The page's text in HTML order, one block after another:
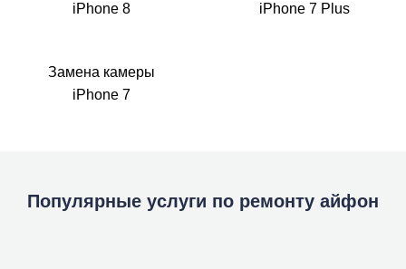
iPhone 8
iPhone 7 Plus
Замена камеры
iPhone 7
Популярные услуги по ремонту айфон